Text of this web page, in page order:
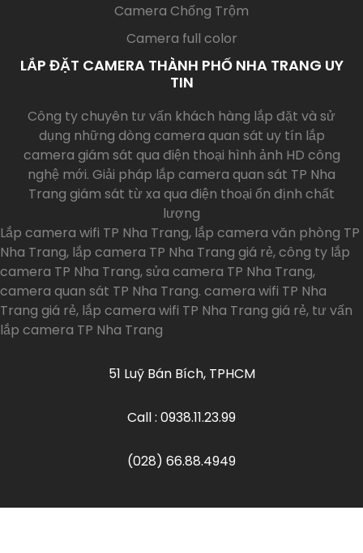
Camera Chống Trộm
Camera full color
LẮP ĐẶT CAMERA THÀNH PHỐ NHA TRANG UY
TIN
Công ty chuyên tư vấn khách hàng lắp đặt và sử
dụng những dòng camera quan sát uy tín lắp
camera giám sát qua điện thoại hình ảnh HD công
nghệ mới. Giải pháp lắp camera quan sát TP Nha
Trang giám sát từ xa qua điện thoại ổn định chất
lượng
Lắp camera wifi TP Nha Trang, lắp camera văn phòng TP
Nha Trang, lắp camera TP Nha Trang giá rẻ, công ty lắp
camera TP Nha Trang, sửa camera TP Nha Trang,
camera quan sát TP Nha Trang. camera wifi TP Nha
Trang giá rẻ, lắp camera wifi TP Nha Trang giá rẻ, tư vấn
lắp camera TP Nha Trang
51 Luỹ Bán Bích, TPHCM
Call : 0938.11.23.99
(028) 66.88.4949